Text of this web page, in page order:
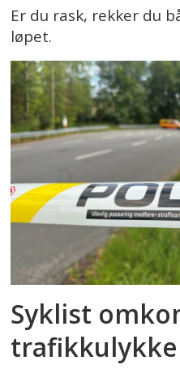
Er du rask, rekker du
løpet.
Syklist
trafikkulykke